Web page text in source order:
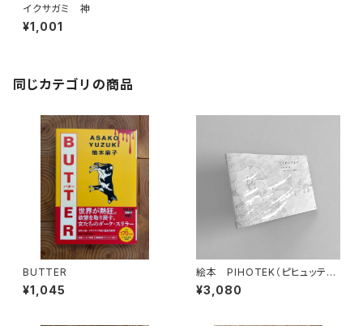
イクサガミ 神
¥1,001
同じカテゴリの商品
BUTTER
¥1,045
絵本 PIHOTEK（ピヒュッティ）
北極を風と歩く
¥3,080